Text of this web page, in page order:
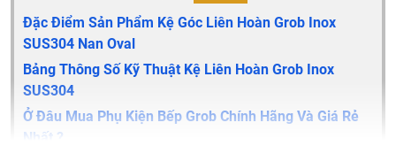
Đặc Điểm Sản Phẩm Kệ Góc Liên Hoàn Grob Inox
SUS304 Nan Oval
Bảng Thông Số Kỹ Thuật Kệ Liên Hoàn Grob Inox
SUS304
Ở Đâu Mua Phụ Kiện Bếp Grob Chính Hãng Và Giá Rẻ
Nhất ?